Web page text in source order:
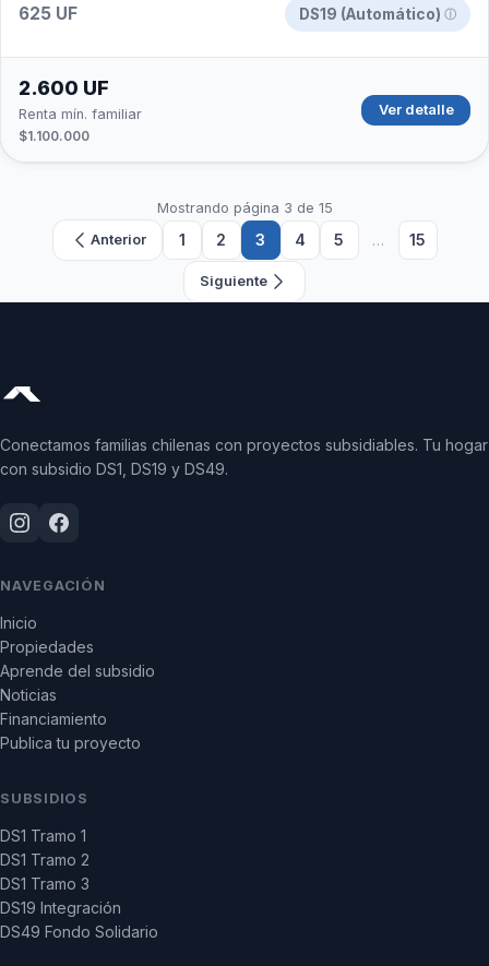
625 UF
DS19 (Automático) ⓘ
2.600 UF
Renta mín. familiar
$1.100.000
Ver detalle
Mostrando página 3 de 15
Anterior
1 2 3 4 5 … 15
Siguiente
Conectamos familias chilenas con proyectos subsidiables. Tu hogar
con subsidio DS1, DS19 y DS49.
NAVEGACIÓN
Inicio
Propiedades
Aprende del subsidio
Noticias
Financiamiento
Publica tu proyecto
SUBSIDIOS
DS1 Tramo 1
DS1 Tramo 2
DS1 Tramo 3
DS19 Integración
DS49 Fondo Solidario